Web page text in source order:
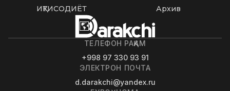
ИҚТИСОДИЁТ
Архив
ТЕЛЕФОН РАҚАМ
+998 97 330 93 91
ЭЛЕКТРОН ПОЧТА
d.darakchi@yandex.ru